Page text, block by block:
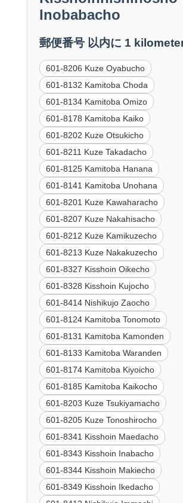
Inobabacho
郵便番号 以内に 1
601-8206 Kuze Oyabucho
601-8132 Kamitoba Choda
601-8134 Kamitoba Omizo
601-8178 Kamitoba Kaiko
601-8202 Kuze Otsukicho
601-8211 Kuze Takadacho
601-8125 Kamitoba Hanana
601-8141 Kamitoba Unohana
601-8201 Kuze Kawaharacho
601-8207 Kuze Nakahisacho
601-8212 Kuze Kamikuzecho
601-8213 Kuze Nakakuzecho
601-8327 Kisshoin Oikecho
601-8328 Kisshoin Kujocho
601-8414 Nishikujo Zaocho
601-8124 Kamitoba Tonomoto
601-8131 Kamitoba Kamonden
601-8133 Kamitoba Waranden
601-8174 Kamitoba Kiyoicho
601-8185 Kamitoba Kaikocho
601-8203 Kuze Tsukiyamacho
601-8205 Kuze Tonoshirocho
601-8341 Kisshoin Maedacho
601-8343 Kisshoin Inabacho
601-8344 Kisshoin Makiecho
601-8349 Kisshoin Ikedacho